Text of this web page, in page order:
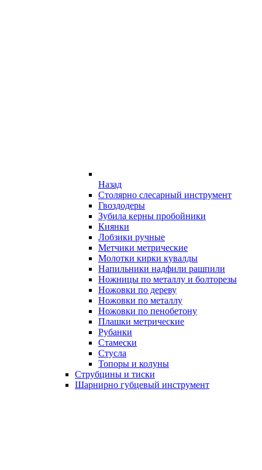
Назад
Столярно слесарный инструмент
Гвоздодеры
Зубила керны пробойники
Киянки
Лобзики ручные
Метчики метрические
Молотки кирки кувалды
Напильники надфили рашпили
Ножницы по металлу и болторезы
Ножовки по дереву
Ножовки по металлу
Ножовки по пенобетону
Плашки метрические
Рубанки
Стамески
Стусла
Топоры и колуны
Струбцины и тиски
Шарнирно губцевый инструмент